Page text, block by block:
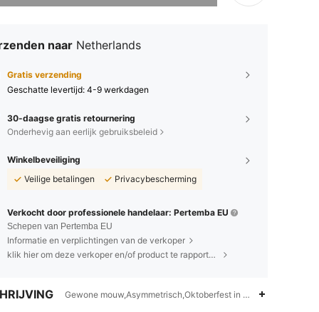
naar Netherlands
Gratis verzending
Geschatte levertijd: 4-9 werkdagen
30-daagse gratis retournering
Onderhevig aan eerlijk gebruiksbeleid
Winkelbeveiliging
Veilige betalingen
Privacybescherming
Verkocht door professionele handelaar: Pertemba EU
Schepen van Pertemba EU
Informatie en verplichtingen van de verkoper
klik hier om deze verkoper en/of product te rapporteren.
Gewone mouw,Asymmetrisch,Oktoberfest in München